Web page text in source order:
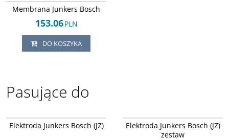
Membrana Junkers Bosch
153.06PLN
DO KOSZYKA
Pasujące do
Elektroda Junkers Bosch (JZ)
Elektroda Junkers Bosch (JZ)
zestaw